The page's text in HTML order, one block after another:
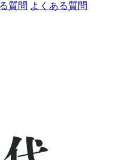
よくある質問